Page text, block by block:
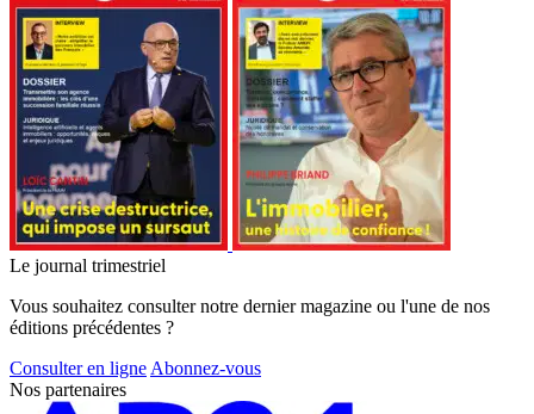
Le journal trimestriel
Vous souhaitez consulter notre dernier magazine ou l'une de nos
éditions précédentes ?
Consulter en ligne Abonnez-vous
Nos partenaires